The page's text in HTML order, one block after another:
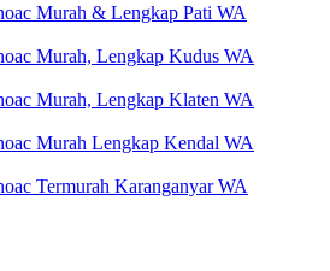
Murah & Lengkap Pati WA
Murah, Lengkap Kudus WA
Murah, Lengkap Klaten WA
Murah Lengkap Kendal WA
Termurah Karanganyar WA